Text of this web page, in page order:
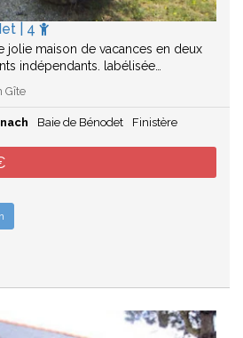
| 4
jolie maison de vacances en deux
indépendants. labélisée…
Gîte
Baie de Bénodet
Finistère